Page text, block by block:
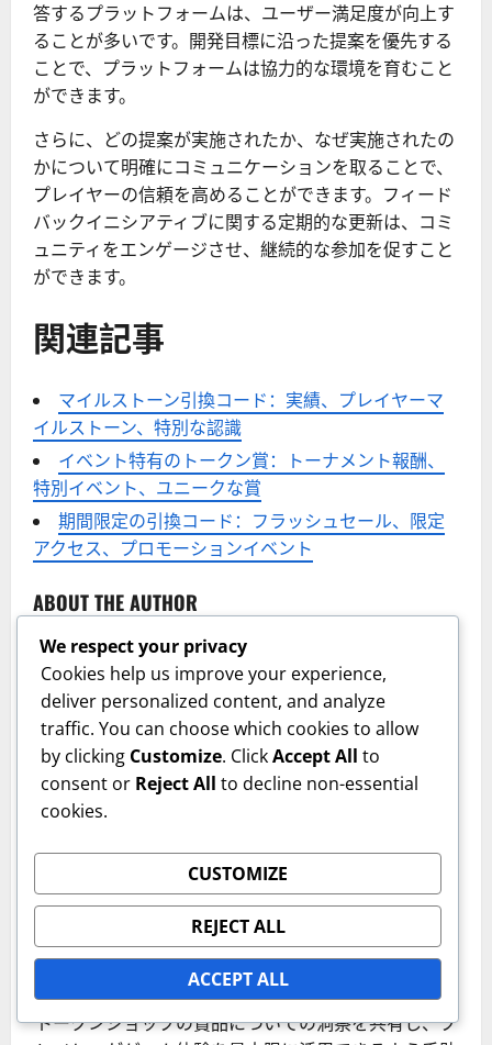
答するプラットフォームは、ユーザー満足度が向上す
ることが多いです。開発目標に沿った提案を優先する
ことで、プラットフォームは協力的な環境を育むこと
ができます。
さらに、どの提案が実施されたか、なぜ実施されたの
かについて明確にコミュニケーションを取ることで、
プレイヤーの信頼を高めることができます。フィード
バックイニシアティブに関する定期的な更新は、コミ
ュニティをエンゲージさせ、継続的な参加を促すこと
ができます。
関連記事
マイルストーン引換コード：実績、プレイヤーマ
イルストーン、特別な認識
イベント特有のトークン賞：トーナメント報酬、
特別イベント、ユニークな賞
期間限定の引換コード：フラッシュセール、限定
アクセス、プロモーションイベント
ABOUT THE AUTHOR
Author
熱心なゲーマーでスポーツ愛好者のイザベラは、EA
SPORTS FC Mobileの世界に深く没頭しています。ゲ
ーム内の隠れた宝物を見つける才能を持ち、彼女はリ
デンプションコード、スターパスボーナス、イベント
トークンショップの賞品についての洞察を共有し、プ
We respect your privacy
Cookies help us improve your experience,
deliver personalized content, and analyze
traffic. You can choose which cookies to allow
by clicking Customize. ClickAccept All to
consent or Reject All to decline non-essential
cookies.
CUSTOMIZE
REJECT ALL
ACCEPT ALL